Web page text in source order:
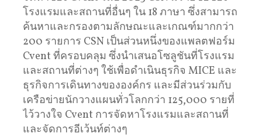
โรงแรมและสถานที่อื่นๆ ใน 18 ภาษา ซึ่งสามารถ
ค้นหาและกรองตามลักษณะและเกณฑ์มากกว่า
200 รายการ CSN เป็นส่วนหนึ่งของแพลตฟอร์ม
Cvent ที่ครอบคลุม ซึ่งนำเสนอโซลูชันที่โรงแรม
และสถานที่ต่างๆ ใช้เพื่อดำเนินธุรกิจ MICE และ
ธุรกิจการเดินทางขององค์กร และมีส่วนร่วมกับ
เครือข่ายนักวางแผนทั่วโลกกว่า 125,000 รายที่
ไว้วางใจ Cvent การจัดหาโรงแรมและสถานที่
และจัดการอีเว้นท์ต่างๆ